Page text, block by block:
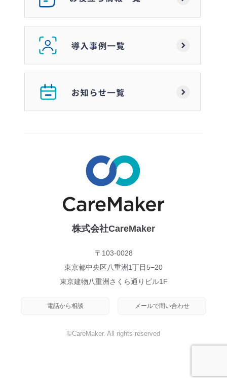
株式会社CareMaker
〒103-0028
東京都中央区八重洲1丁目5−20
東京建物八重洲さくら通りビル1F
電話から相談 メールで問い合わせ
©CareMaker. All rights reserved